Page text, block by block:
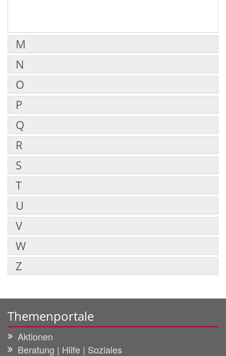
M
N
O
P
Q
R
S
T
U
V
W
Z
Themenportale
Aktionen
Beratung | Hilfe | Soziales